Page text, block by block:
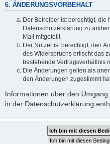
6. ÄNDERUNGSVORBEHALT
Der Betreiber ist berechtigt,
Datenschutzerklärung zu
Mail mitgeteilt.
Der Nutzer ist berechtigt, den
des Widerspruchs erlischt das
bestehende Vertragsverhältnis
Die Änderungen gelten als
den Änderungen zugestimmt
Informationen über den
in der Datenschutzerklärung